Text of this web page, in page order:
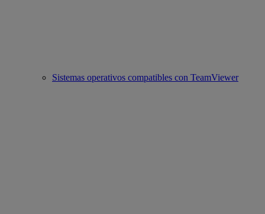
Sistemas operativos compatibles con TeamViewer